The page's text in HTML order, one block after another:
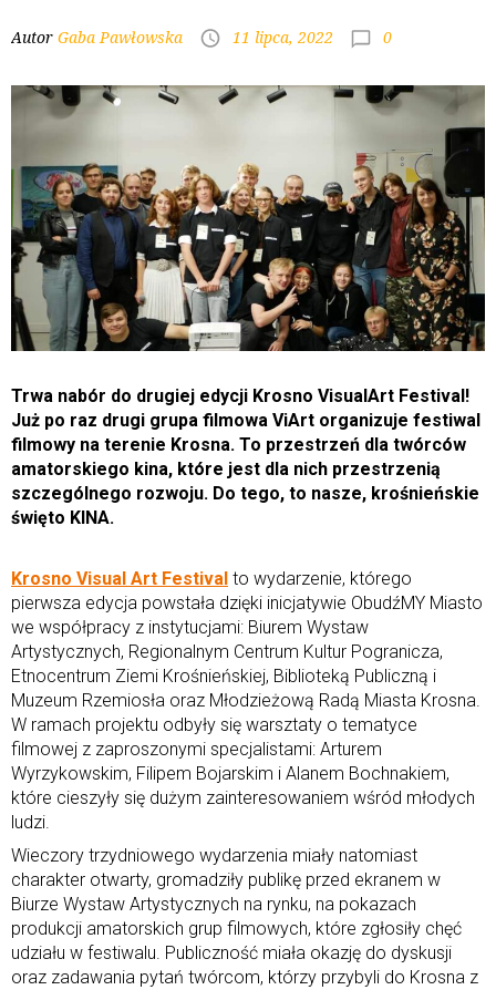
Autor Gaba Pawłowska 11 lipca, 2022 0
Trwa nabór do drugiej edycji Krosno VisualArt Festival!
Już po raz drugi grupa filmowa ViArt organizuje festiwal
filmowy na terenie Krosna. To przestrzeń dla twórców
amatorskiego kina, które jest dla nich przestrzenią
szczególnego rozwoju. Do tego, to nasze, krośnieńskie
święto KINA.
Krosno Visual Art Festival to wydarzenie, którego
pierwsza edycja powstała dzięki inicjatywie ObudźMY Miasto
we współpracy z instytucjami: Biurem Wystaw
Artystycznych, Regionalnym Centrum Kultur Pogranicza,
Etnocentrum Ziemi Krośnieńskiej, Biblioteką Publiczną i
Muzeum Rzemiosła oraz Młodzieżową Radą Miasta Krosna.
W ramach projektu odbyły się warsztaty o tematyce
filmowej z zaproszonymi specjalistami: Arturem
Wyrzykowskim, Filipem Bojarskim i Alanem Bochnakiem,
które cieszyły się dużym zainteresowaniem wśród młodych
ludzi.
Wieczory trzydniowego wydarzenia miały natomiast
charakter otwarty, gromadziły publikę przed ekranem w
Biurze Wystaw Artystycznych na rynku, na pokazach
produkcji amatorskich grup filmowych, które zgłosiły chęć
udziału w festiwalu. Publiczność miała okazję do dyskusji
oraz zadawania pytań twórcom, którzy przybyli do Krosna z